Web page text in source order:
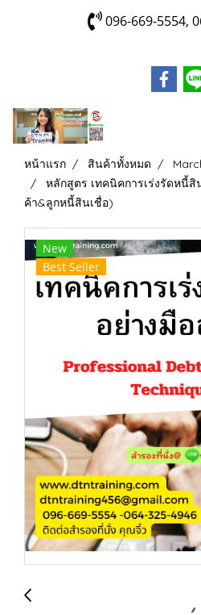
096-669-5554,
หน้าแรก สินค้าทั้งหมด
หลักสูตร เทคนิคการเร่งรัดหนี้
ค้า&ลูกหนี้สินเชื่อ)
New
Best Seller